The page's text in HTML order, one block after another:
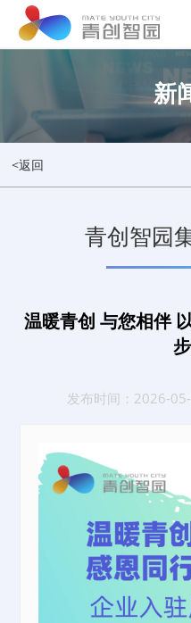
新
<返回
青创智园
温暖青创 与您相伴
发布时间：2026-